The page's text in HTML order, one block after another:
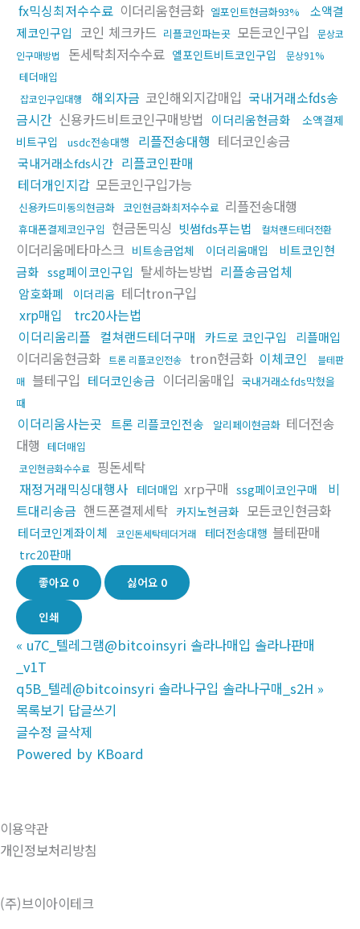
fx믹싱최저수수료 이더리움현금화 엘포인트현금화93%
소액결
제코인구입 코인 체크카드 리플코인파는곳 모든코인구입
문상코
인구매방법
돈세탁최저수수료 엘포인트비트코인구입 문상91%
테더매입
잡코인구입대행 해외자금 코인해외지갑매입 국내거래소fds송
금시간 신용카드비트코인구매방법 이더리움현금화
소액결제
비트구입
usdc전송대행 리플전송대행 테더코인송금
국내거래소fds시간 리플코인판매
테더개인지갑 모든코인구입가능
신용카드미동의현금화 코인현금화최저수수료 리플전송대행
휴대폰결제코인구입 현금돈믹싱 빗썸fds푸는법 컬쳐랜드테더전환
이더리움메타마스크 비트송금업체 이더리움매입
비트코인현
금화 ssg페이코인구입 탈세하는방법 리플송금업체
암호화폐 이더리움 테더tron구입
xrp매입
trc20사는법
이더리움리플 컬쳐랜드테더구매 카드로 코인구입 리플매입
이더리움현금화 트론 리플코인전송 tron현금화 이체코인
블테판
매 블테구입 테더코인송금 이더리움매입 국내거래소fds막혔을
때
이더리움사는곳 트론 리플코인전송 알리페이현금화 테더전송
대행 테더매입
코인현금화수수료 핑돈세탁
재정거래믹싱대행사 테더매입 xrp구매 ssg페이코인구매
비
트대리송금 핸드폰결제세탁 카지노현금화 모든코인현금화
테더코인계좌이체 코인돈세탁테더거래 테더전송대행 블테판매
trc20판매
좋아요 0 싫어요 0
인쇄
« u7C_텔레그램@bitcoinsyri 솔라나매입 솔라나판매
_v1T
q5B_텔레@bitcoinsyri 솔라나구입 솔라나구매_s2H »
목록보기 답글쓰기
글수정 글삭제
Powered by KBoard
이용약관
개인정보처리방침
(주)브이아이테크